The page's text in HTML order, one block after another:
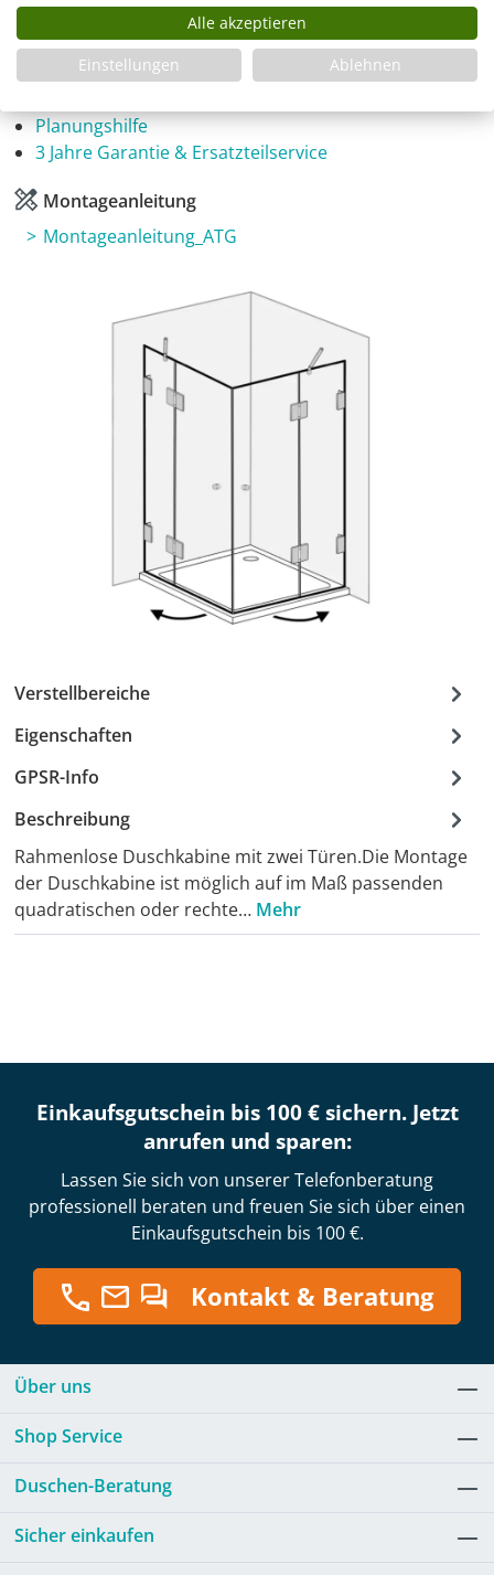
Infos
Planungshilfe
3 Jahre Garantie & Ersatzteilservice
Montageanleitung
Montageanleitung_ATG
Verstellbereiche
Eigenschaften
GPSR-Info
Beschreibung
Rahmenlose Duschkabine mit zwei Türen.Die Montage
der Duschkabine ist möglich auf im Maß passenden
quadratischen oder rechte… Mehr
Einkaufsgutschein bis 100 € sichern. Jetzt
anrufen und sparen:
Lassen Sie sich von unserer Telefonberatung
professionell beraten und freuen Sie sich über einen
Einkaufsgutschein bis 100 €.
Kontakt & Beratung
Über uns
Shop Service
Duschen-Beratung
Sicher einkaufen
Alle akzeptieren
Einstellungen
Ablehnen